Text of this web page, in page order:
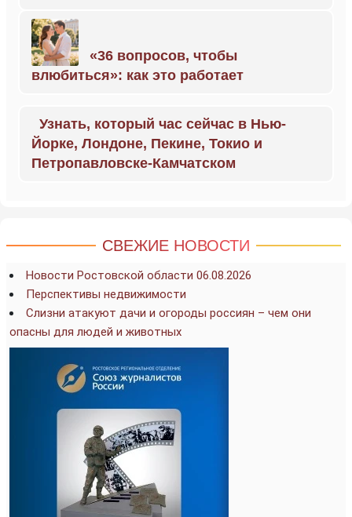
«36 вопросов, чтобы
влюбиться»: как это работает
Узнать, который час сейчас в Нью-
Йорке, Лондоне, Пекине, Токио и
Петропавловске-Камчатском
СВЕЖИЕ НОВОСТИ
Новости Ростовской области 06.08.2026
Перспективы недвижимости
Слизни атакуют дачи и огороды россиян – чем они
опасны для людей и животных